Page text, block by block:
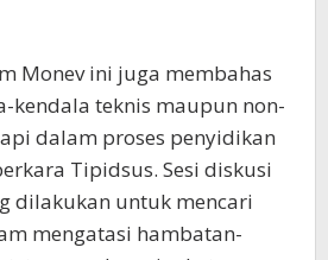
Monev ini juga membahas
kendala teknis maupun non-
dalam proses penyidikan
Tipidsus. Sesi diskusi
dilakukan untuk mencari
mengatasi hambatan-